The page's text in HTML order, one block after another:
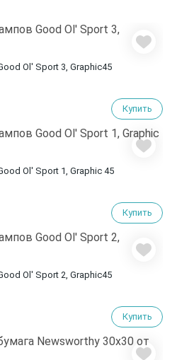
Ol' Sport 3, Graphic45
Купить
Ol' Sport 1, Graphic 45
Купить
Ol' Sport 2, Graphic45
Купить